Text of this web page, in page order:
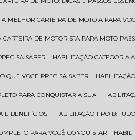
A MELHOR CARTEIRA DE MOTO A PARA
CARTEIRA DE MOTORISTA PARA MOTO
SABER HABILITAÇÃO
QUE VOCÊ PRECISA SABER
PARA CONQUISTAR A SUA
E BENEFÍCIOS HABILITAÇÃO TIPO B:
PARA VOCÊ CONQUISTAR